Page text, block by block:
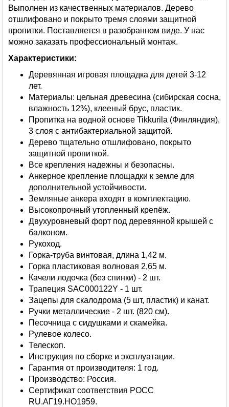
Выполнен из качественных материалов. Дерево
отшлифовано и покрыто тремя слоями защитной
пропитки. Поставляется в разобранном виде. У нас
можно заказать профессиональный монтаж.
Характеристики:
Деревянная игровая площадка для детей 3-12
лет.
Материалы: цельная древесина (сибирская сосна,
влажность 12%), клееный брус, пластик.
Пропитка на водной основе Tikkurila (Финляндия),
3 слоя с антибактериальной защитой.
Дерево тщательно отшлифовано, покрыто
защитной пропиткой.
Все крепления надежны и безопасны.
Анкерное крепление площадки к земле для
дополнительной устойчивости.
Земляные анкера входят в комплектацию.
Высокопрочный утопленный крепёж.
Двухуровневый форт под деревянной крышей с
балконом.
Рукоход.
Горка-труба винтовая, длина 1,42 м.
Горка пластиковая волновая 2,65 м.
Качели лодочка (без спинки) - 2 шт.
Трапеция SAC000122Y - 1 шт.
Зацепы для скалодрома (5 шт, пластик) и канат.
Ручки металлические - 2 шт. (820 см).
Песочница с сидушками и скамейка.
Рулевое колесо.
Телескоп.
Инструкция по сборке и эксплуатации.
Гарантия от производителя: 1 год.
Производство: Россия.
Сертификат соответствия РОСС
RU.АГ19.НО1959.